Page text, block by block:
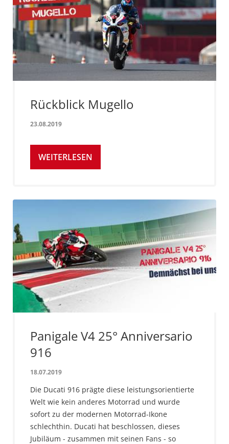
Rückblick Mugello
23.08.2019
WEITERLESEN
Panigale V4 25° Anniversario
916
18.07.2019
Die Ducati 916 prägte diese leistungsorientierte
Welt wie kein anderes Motorrad und wurde
sofort zu der modernen Motorrad-Ikone
schlechthin. Ducati hat beschlossen, dieses
Jubiläum - zusammen mit seinen Fans - so